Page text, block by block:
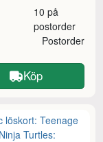
10 på
postorder
Postorder
Köp